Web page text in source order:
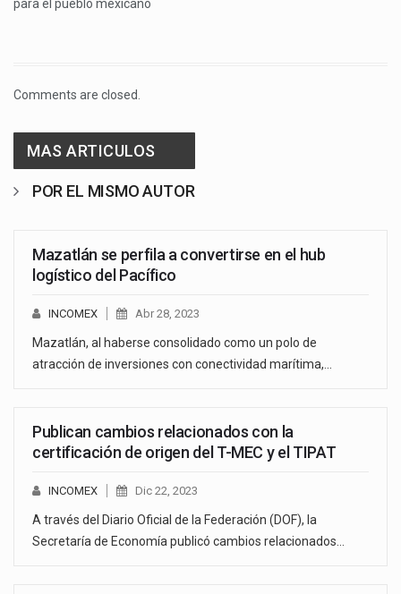
para el pueblo mexicano
Comments are closed.
MAS ARTICULOS
POR EL MISMO AUTOR
Mazatlán se perfila a convertirse en el hub
logístico del Pacífico
INCOMEX Abr 28, 2023
Mazatlán, al haberse consolidado como un polo de
atracción de inversiones con conectividad marítima,…
Publican cambios relacionados con la
certificación de origen del T-MEC y el TIPAT
INCOMEX Dic 22, 2023
A través del Diario Oficial de la Federación (DOF), la
Secretaría de Economía publicó cambios relacionados…